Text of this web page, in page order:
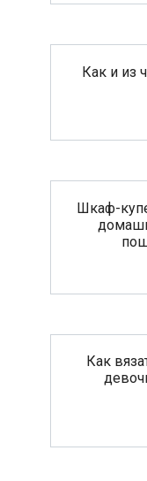
Как и из
Шкаф-
Как